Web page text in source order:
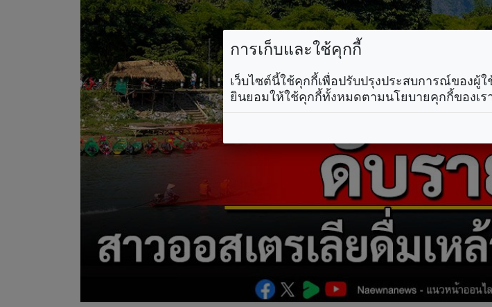
การเก็บและใช้คุกกี้
เว็บไซต์นี้ใช้คุกกี้เพื่อปรับปรุงประสบการณ์ของผู้
ยินยอมให้ใช้คุกกี้ทั้งหมดตามนโยบายคุกกี้ของเร